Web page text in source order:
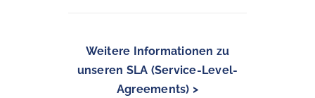
Weitere Informationen zu
unseren SLA (Service-Level-
Agreements) >